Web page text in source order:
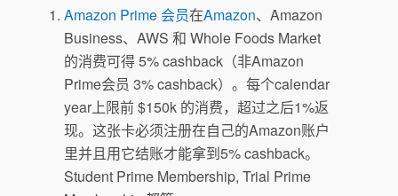
Amazon Prime 会员在Amazon、Amazon
Business、AWS 和 Whole Foods Market
的消费可得 5% cashback（非Amazon
Prime会员 3% cashback）。每个calendar
year上限前 $150k 的消费，超过之后1%返
现。这张卡必须注册在自己的Amazon账户
里并且用它结账才能拿到5% cashback。
Student Prime Membership, Trial Prime